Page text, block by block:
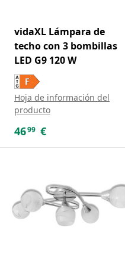
vidaXL Lámpara de
techo con 3 bombillas
LED G9 120 W
Hoja de información del
producto
4699 €